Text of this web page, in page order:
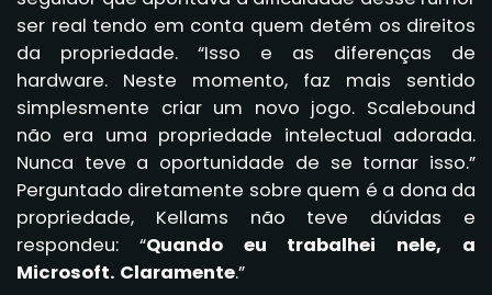
ser real tendo em conta quem detém os direitos
da propriedade. “Isso e as diferenças de
hardware. Neste momento, faz mais sentido
simplesmente criar um novo jogo. Scalebound
não era uma propriedade intelectual adorada.
Nunca teve a oportunidade de se tornar isso.”
Perguntado diretamente sobre quem é a dona da
propriedade, Kellams não teve dúvidas e
respondeu: “Quando eu trabalhei nele, a
Microsoft. Claramente.”